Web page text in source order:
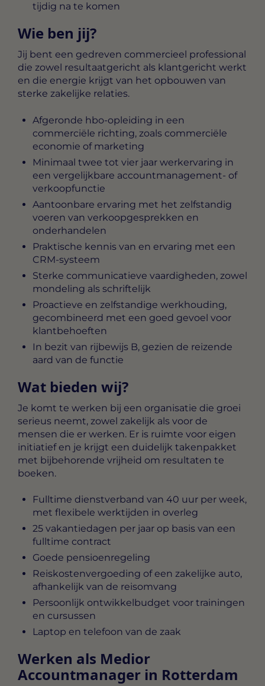
tijdig na te komen
Wie ben jij?
Jij bent een gedreven commercieel professional
die zowel resultaatgericht als klantgericht werkt
en die energie krijgt van het opbouwen van
sterke zakelijke relaties.
Afgeronde hbo-opleiding in een
commerciële richting, zoals commerciële
economie of marketing
Minimaal twee tot vier jaar werkervaring in
een vergelijkbare accountmanagement- of
verkoopfunctie
Aantoonbare ervaring met het zelfstandig
voeren van verkoopgesprekken en
onderhandelen
Praktische kennis van en ervaring met een
CRM-systeem
Sterke communicatieve vaardigheden, zowel
mondeling als schriftelijk
Proactieve en zelfstandige werkhouding,
gecombineerd met een goed gevoel voor
klantbehoeften
In bezit van rijbewijs B, gezien de reizende
aard van de functie
Wat bieden wij?
Je komt te werken bij een organisatie die groei
serieus neemt, zowel zakelijk als voor de
mensen die er werken. Er is ruimte voor eigen
initiatief en je krijgt een duidelijk takenpakket
met bijbehorende vrijheid om resultaten te
boeken.
Fulltime dienstverband van 40 uur per week,
met flexibele werktijden in overleg
25 vakantiedagen per jaar op basis van een
fulltime contract
Goede pensioenregeling
Reiskostenvergoeding of een zakelijke auto,
afhankelijk van de reisomvang
Persoonlijk ontwikkelbudget voor trainingen
en cursussen
Laptop en telefoon van de zaak
Werken als Medior
Accountmanager in Rotterdam